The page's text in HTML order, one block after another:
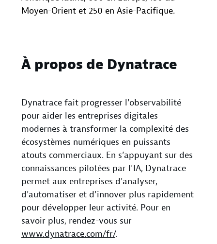
Moyen-Orient et 250 en Asie-Pacifique.
À propos de Dynatrace
Dynatrace fait progresser l'observabilité
pour aider les entreprises digitales
modernes à transformer la complexité des
écosystèmes numériques en puissants
atouts commerciaux. En s’appuyant sur des
connaissances pilotées par l'IA, Dynatrace
permet aux entreprises d'analyser,
d'automatiser et d'innover plus rapidement
pour développer leur activité. Pour en
savoir plus, rendez-vous sur
www.dynatrace.com/fr/.